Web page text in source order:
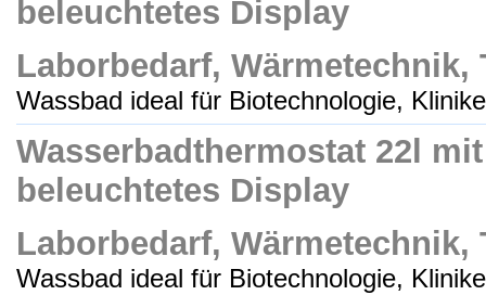
beleuchtetes Display
Laborbedarf, Wärmetechnik,
Wassbad ideal für Biotechnologie,
Wasserbadthermostat 22l
beleuchtetes Display
Laborbedarf, Wärmetechnik,
Wassbad ideal für Biotechnologie,